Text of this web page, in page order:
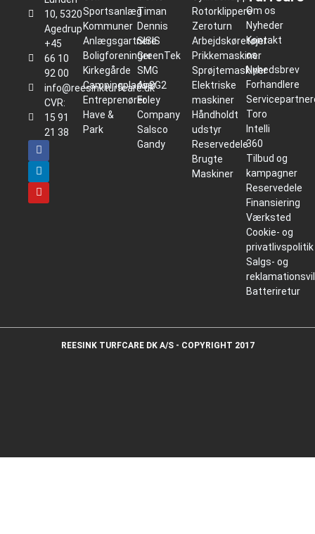
10, 5320
Agedrup
+45
66 10
92 00
info@reesinkturfcare.dk
CVR:
15 91
21 38
Sportsanlæg
Kommuner
Anlægsgartnere
Boligforeninger
Kirkegårde
Campingpladser
Entreprenører
Have &
Park
Timan
Dennis
SISIS
GreenTek
SMG
Air2G2
Foley
Company
Salsco
Gandy
Rotorklippere
Zeroturn
Arbejdskøretøjer
Prikkemaskiner
Sprøjtemaskiner
Elektriske
maskiner
Håndholdt
udstyr
Reservedele
Brugte
Maskiner
Om os
Nyheder
Kontakt
os
Nyhedsbrev
Forhandlere
Toro
Intelli
360
Tilbud og
kampagner
Reservedele
Finansiering
Værksted
Cookie- og
privatlivspolitik
Salgs- og
Batteriretur
REESINK TURFCARE DK A/S - COPYRIGHT 2017